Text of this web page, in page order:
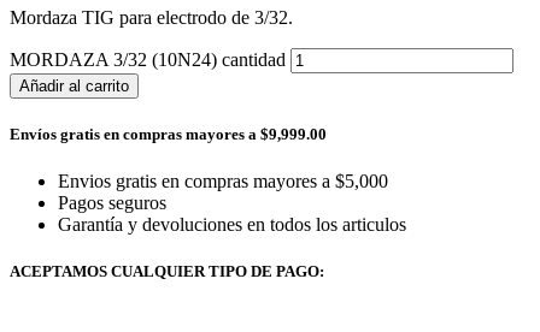
Mordaza TIG para electrodo de 3/32.
MORDAZA 3/32 (10N24) cantidad
Añadir al carrito
Envíos gratis en compras mayores a $9,999.00
Envios gratis en compras mayores a $5,000
Pagos seguros
Garantía y devoluciones en todos los articulos
ACEPTAMOS CUALQUIER TIPO DE PAGO: